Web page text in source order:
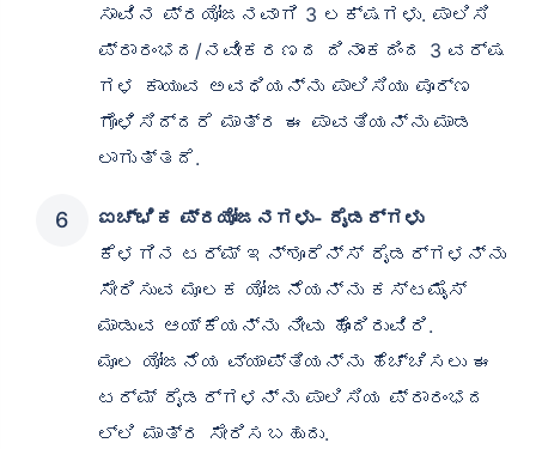
ಸಾವಿನ ಪ್ರಯೋಜನವಾಗಿ 3 ಲಕ್ಷಗಳು. ಪಾಲಿಸಿ
ಪ್ರಾರಂಭದ/ನವೀಕರಣದ ದಿನಾಂಕದಿಂದ 3 ವರ್ಷ
ಗಳ ಕಾಯುವ ಅವಧಿಯನ್ನು ಪಾಲಿಸಿಯು ಪೂರ್ಣ
ಗೊಳಿಸಿದ್ದರೆ ಮಾತ್ರ ಈ ಪಾವತಿಯನ್ನು ಮಾಡ
ಲಾಗುತ್ತದೆ.
ಐಚ್ಛಿಕ ಪ್ರಯೋಜನಗಳು- ರೈಡರ್‌ಗಳು
ಕೆಳಗಿನ ಟರ್ಮ್ ಇನ್ಶೂರೆನ್ಸ್ ರೈಡರ್‌ಗಳನ್ನು
ಸೇರಿಸುವ ಮೂಲಕ ಯೋಜನೆಯನ್ನು ಕಸ್ಟಮೈಸ್
ಮಾಡುವ ಆಯ್ಕೆಯನ್ನು ನೀವು ಹೊಂದಿರುವಿರಿ.
ಮೂಲ ಯೋಜನೆಯ ವ್ಯಾಪ್ತಿಯನ್ನು ಹೆಚ್ಚಿಸಲು ಈ
ಟರ್ಮ್ ರೈಡರ್‌ಗಳನ್ನು ಪಾಲಿಸಿಯ ಪ್ರಾರಂಭದ
ಲ್ಲಿ ಮಾತ್ರ ಸೇರಿಸಬಹುದು.